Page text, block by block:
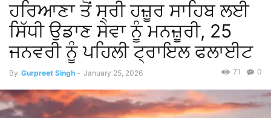
ਹਰਿਆਣਾ ਤੋਂ ਸ੍ਰੀ ਹਜ਼ੂਰ ਸਾਹਿਬ ਲਈ
ਸਿੱਧੀ ਉਡਾਣ ਸੇਵਾ ਨੂੰ ਮਨਜ਼ੂਰੀ, 25
ਜਨਵਰੀ ਨੂੰ ਪਹਿਲੀ ਟ੍ਰਾਇਲ ਫਲਾਈਟ
By Gurpreet Singh - January 25, 2026 0
71